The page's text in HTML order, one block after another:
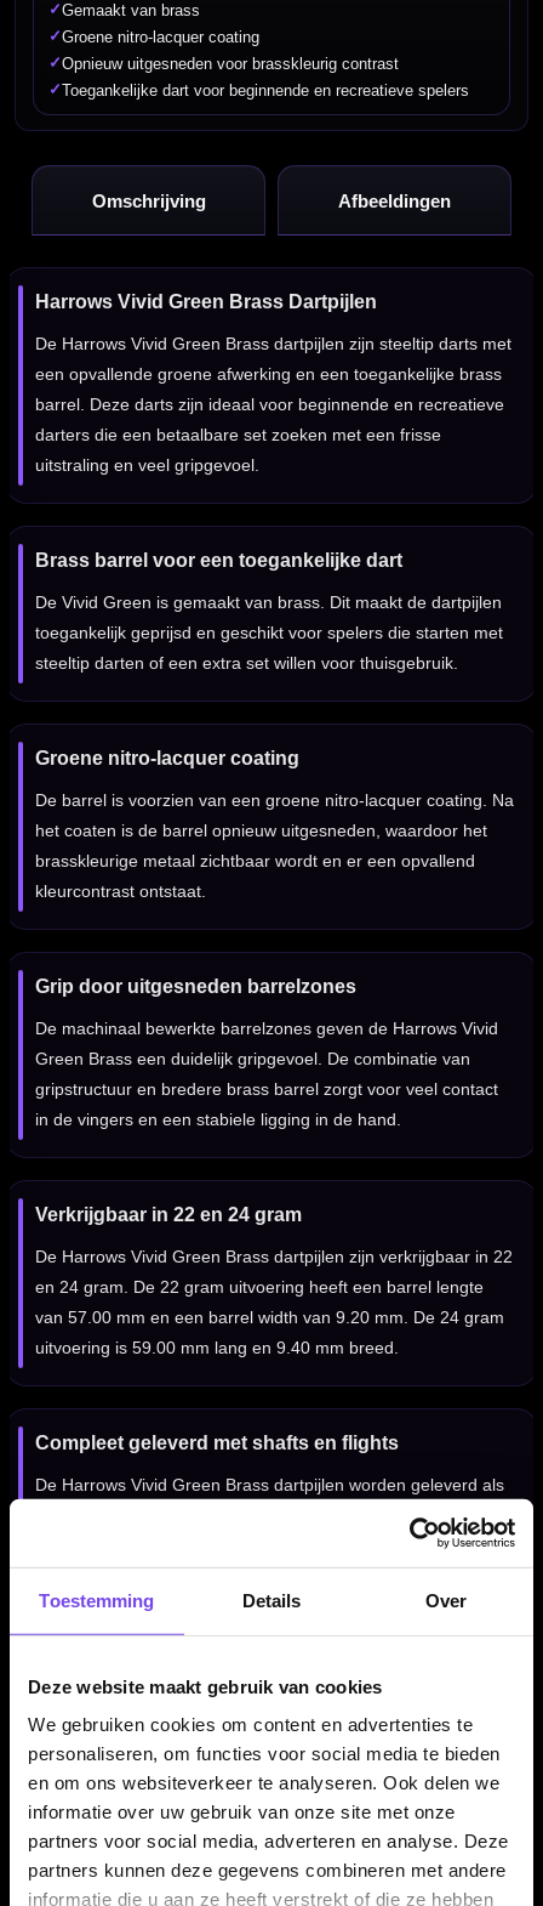
Toestemming Details Over
Deze website maakt gebruik van cookies
We gebruiken cookies om content en advertenties te
personaliseren, om functies voor social media te bieden
en om ons websiteverkeer te analyseren. Ook delen we
informatie over uw gebruik van onze site met onze
partners voor social media, adverteren en analyse. Deze
partners kunnen deze gegevens combineren met andere
informatie die u aan ze heeft verstrekt of die ze hebben
✓Gemaakt van brass
✓Groene nitro-lacquer coating
✓Opnieuw uitgesneden voor brasskleurig contrast
✓ Toegankelijke dart voor beginnende en recreatieve spelers
Omschrijving Afbeeldingen
Harrows Vivid Green Brass Dartpijlen
De Harrows Vivid Green Brass dartpijlen zijn steeltip darts met
een opvallende groene afwerking en een toegankelijke brass
barrel. Deze darts zijn ideaal voor beginnende en recreatieve
darters die een betaalbare set zoeken met een frisse
uitstraling en veel gripgevoel.
Brass barrel voor een toegankelijke dart
De Vivid Green is gemaakt van brass. Dit maakt de dartpijlen
toegankelijk geprijsd en geschikt voor spelers die starten met
steeltip darten of een extra set willen voor thuisgebruik.
Groene nitro-lacquer coating
De barrel is voorzien van een groene nitro-lacquer coating. Na
het coaten is de barrel opnieuw uitgesneden, waardoor het
brasskleurige metaal zichtbaar wordt en er een opvallend
kleurcontrast ontstaat.
Grip door uitgesneden barrelzones
De machinaal bewerkte barrelzones geven de Harrows Vivid
Green Brass een duidelijk gripgevoel. De combinatie van
gripstructuur en bredere brass barrel zorgt voor veel contact
in de vingers en een stabiele ligging in de hand.
Verkrijgbaar in 22 en 24 gram
De Harrows Vivid Green Brass dartpijlen zijn verkrijgbaar in 22
en 24 gram. De 22 gram uitvoering heeft een barrel lengte
van 57.00 mm en een barrel width van 9.20 mm. De 24 gram
uitvoering is 59.00 mm lang en 9.40 mm breed.
Compleet geleverd met shafts en flights
De Harrows Vivid Green Brass dartpijlen worden geleverd als
complete set van drie dartpijlen, inclusief Harrows Speedline
shafts en Vivid flights. Daardoor kun je direct spelen met een
Gemaakt van brass
✓
Opnieuw uitgesneden voor brasskleurig contrast
✓ Toegankelijke dart voor beginnende en recreatieve
spelers
✓ Verkrijgbaar in 22 en 24 gram